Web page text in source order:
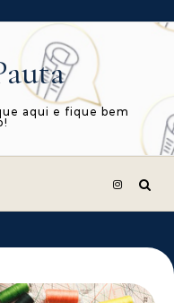
aqui e fique bem